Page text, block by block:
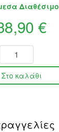
Διαθέσιμο
€